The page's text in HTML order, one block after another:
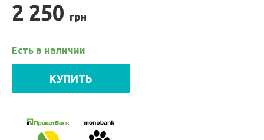
2 250 грн
Есть в наличии
КУПИТЬ